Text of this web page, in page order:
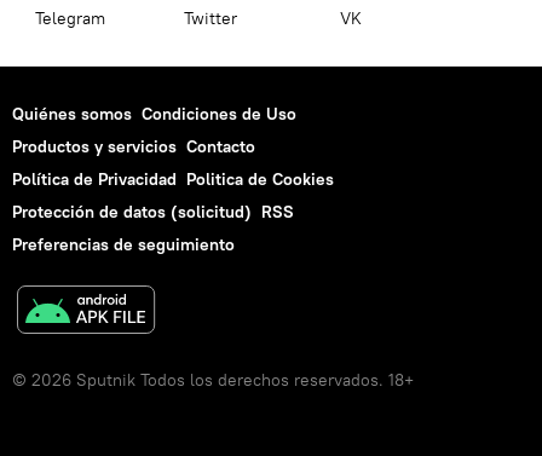
Telegram Twitter VK
Quiénes somos Condiciones de Uso
Productos y servicios Contacto
Política de Privacidad Politica de Cookies
Protección de datos (solicitud) RSS
Preferencias de seguimiento
© 2026 Sputnik Todos los derechos reservados. 18+